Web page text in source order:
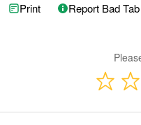
Print Report Bad Tab